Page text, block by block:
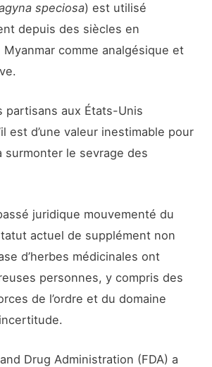
speciosa) est utilisé
depuis des siècles en
comme analgésique et
partisans aux États-Unis
est d’une valeur inestimable pour
surmonter le sevrage des
juridique mouvementé du
actuel de supplément non
d’herbes médicinales ont
personnes, y compris des
de l’ordre et du domaine
Drug Administration (FDA) a